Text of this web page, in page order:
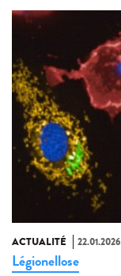
ACTUALITÉ 22.01.2026
Légionellose